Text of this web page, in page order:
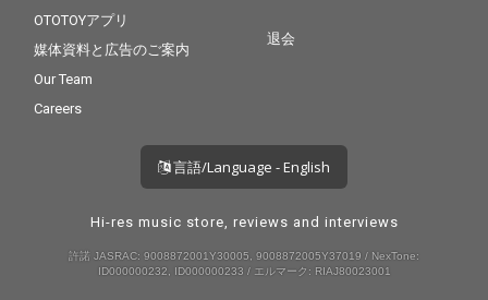
OTOTOYアプリ
媒体資料と広告のご案内
Our Team
Careers
退会
言語/Language - English
Hi-res music store, reviews and interviews
許諾 JASRAC: 9008872001Y30005, 9008872005Y37019 / NexTone:
ID000000232, ID000000233 / エルマーク: RIAJ80023001